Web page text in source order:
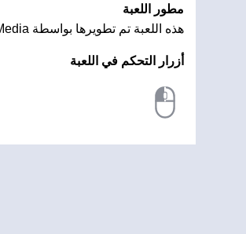
مطور اللعبة
هذه اللعبة تم تطويرها بواسطة Bitent Media
أزرار التحكم في اللعبة